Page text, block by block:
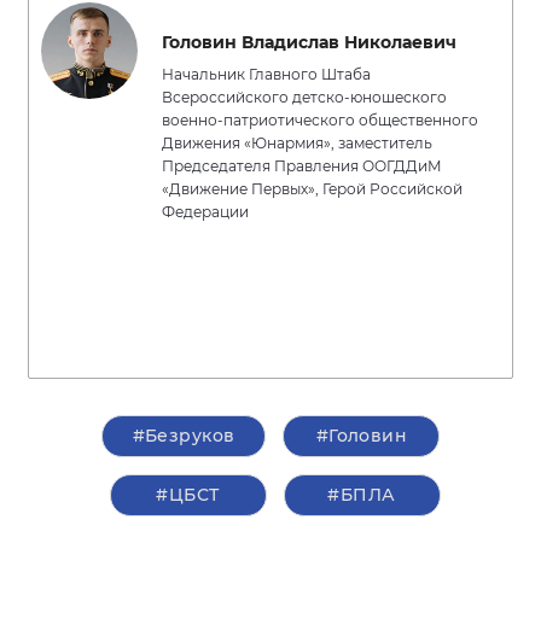
Головин Владислав Николаевич
Начальник Главного Штаба
Всероссийского детско-юношеского
военно-патриотического общественного
Движения «Юнармия», заместитель
Председателя Правления ООГДДиМ
«Движение Первых», Герой Российской
Федерации
#Безруков #Головин
#ЦБСТ #БПЛА